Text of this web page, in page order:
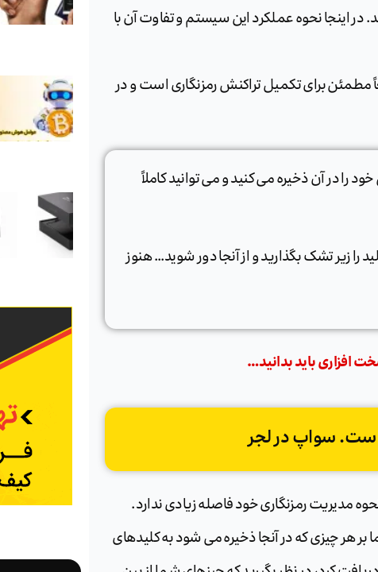
اینجا نحوه عملکرد این سیستم و تفاوت آن با
مطمئن برای تکمیل تراکنش رمزنگاری است و در
را در آن ذخیره می کنید و می توانید کاملاً
را زیر تشک بگذارید و از آنجا دور شوید… هنوز
افزاری باید بدانید…
است. سواپ در لجر
مدیریت رمزنگاری خود فاصله زیادی ندارد.
هر چیزی که در آنجا ذخیره می شود به کلیدهای